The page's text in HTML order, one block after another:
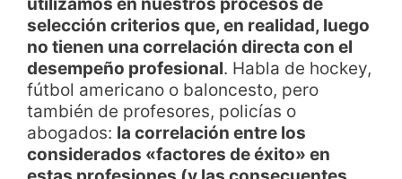
selección criterios que, en realidad, luego
no tienen una correlación directa con el
desempeño profesional. Habla de hockey,
fútbol americano o baloncesto, pero
también de profesores, policías o
abogados: la correlación entre los
considerados «factores de éxito» en